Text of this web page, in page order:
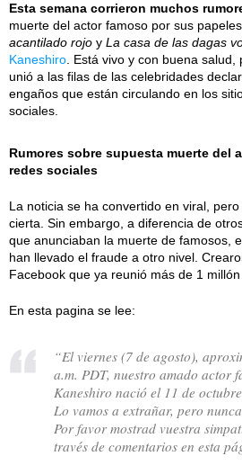
Esta semana corrieron muchos
muerte del actor famoso por sus
acantilado rojo y La casa de las dagas
Kaneshiro . Está vivo y con buena
unió a las filas de las celebridades
engaños que están circulando en los
sociales.
Rumores sobre supuesta muerte del
redes sociales
La noticia se ha convertido en viral,
cierta. Sin embargo, a diferencia de
que anunciaban la muerte de famosos,
han llevado el fraude a otro nivel.
Facebook que ya reunió más de 1 millón
En esta pagina se lee:
“El viernes (7 de agosto),
a.m. PDT, nuestro amado actor
Kaneshiro nació el 11 de
Lo vamos a extrañar, pero
Por favor mostrad vuestra
través de comentarios en esta